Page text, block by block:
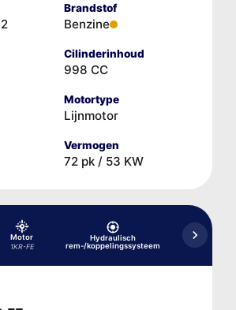
Brandstof
Benzine
Cilinderinhoud
998 CC
Motortype
Lijnmotor
Vermogen
72 pk / 53 KW
Motor
1KR-FE
Hydraulisch
rem-/koppelingssysteem
Koelsysteem